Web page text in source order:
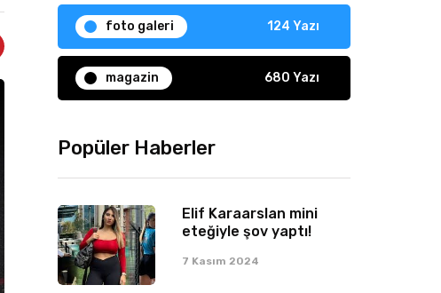
foto galeri 124 Yazı
magazin 680 Yazı
Popüler Haberler
Elif Karaarslan mini
eteğiyle şov yaptı!
7 Kasım 2024